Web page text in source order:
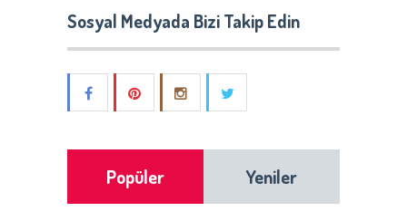
Sosyal Medyada Bizi Takip Edin
Popüler Yeniler